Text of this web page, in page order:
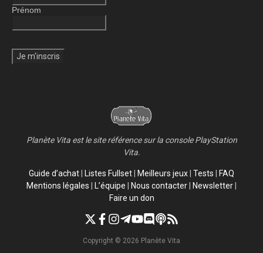
Prénom
Planète Vita est le site référence sur la console PlayStation
Vita.
Guide d’achat Listes Fullset Meilleurs jeux Tests
FAQ
Mentions légales
L’équipe Nous contacter Newsletter
Faire un don
Copyright © 2026 Planète Vita